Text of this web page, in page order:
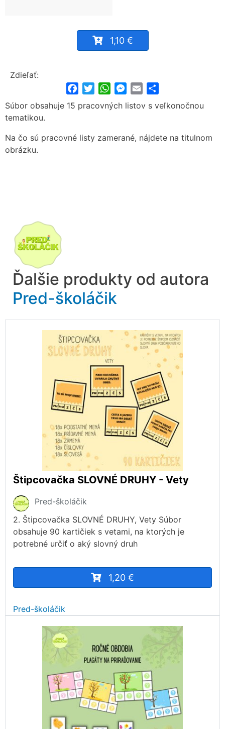
1,10 €
Zdieľať:
FacebookTwitterWhatsApp
Messenger
Email
Súbor obsahuje 15 pracovných listov s veľkonočnou
tematikou.
Na čo sú pracovné listy zamerané, nájdete na titulnom
obrázku.
Ďalšie produkty od autora
Pred-školáčik
Štipcovačka SLOVNÉ DRUHY - Vety
Pred-školáčik
2. Štipcovačka SLOVNÉ DRUHY, Vety Súbor
obsahuje 90 kartičiek s vetami, na ktorých je
potrebné určiť o aký slovný druh
1,20 €
Pred-školáčik